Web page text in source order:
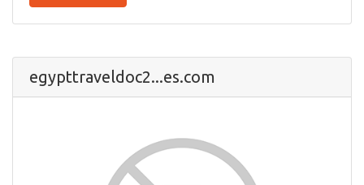
egypttraveldoc2...es.com